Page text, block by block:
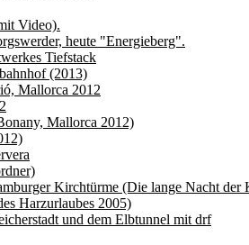
Video).
heute "Energieberg".
Tiefstack
(2013)
Mallorca 2012
Mallorca 2012)
Kirchtürme (Die lange Nacht der
Harzurlaubes 2005)
und dem Elbtunnel mit drf